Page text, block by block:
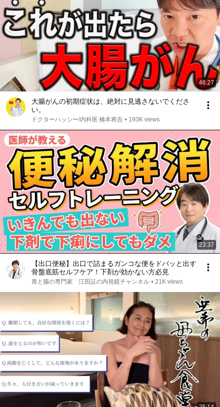
46:27
大腸がんの初期症状は、絶対に見逃さないでくださ
い。
ドクターハッシー/内科医 橋本将吉 • 193K views
23:37
【出口便秘】出口で詰まるガンコな便をドバッと出す
骨盤底筋セルフケア！下剤が効かない方必見
胃と腸の専門家 江田証の内視鏡チャンネル • 21K views